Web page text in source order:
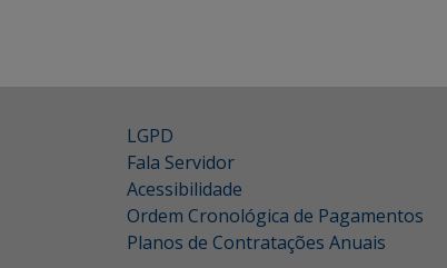
LGPD
Fala Servidor
Acessibilidade
Ordem Cronológica de Pagamentos
Planos de Contratações Anuais